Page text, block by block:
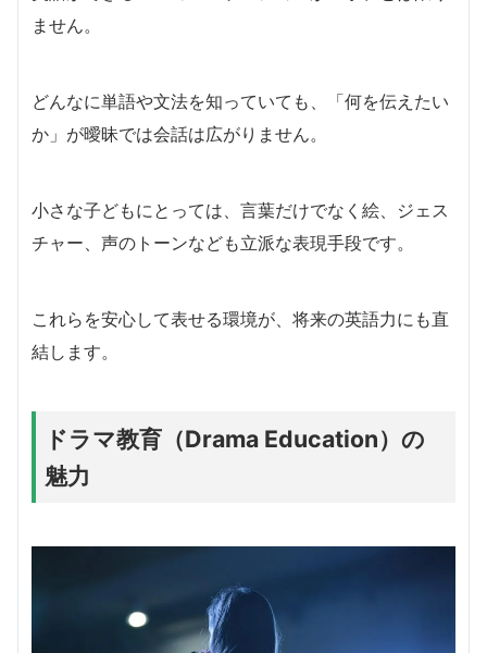
ません。
どんなに単語や文法を知っていても、「何を伝えたい
か」が曖昧では会話は広がりません。
小さな子どもにとっては、言葉だけでなく絵、ジェス
チャー、声のトーンなども立派な表現手段です。
これらを安心して表せる環境が、将来の英語力にも直
結します。
ドラマ教育（Drama Education）の
魅力